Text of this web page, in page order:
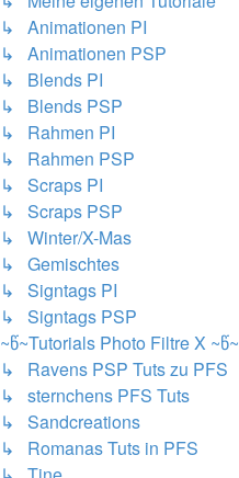
↳ Animationen PI
↳ Animationen PSP
↳ Blends PI
↳ Blends PSP
↳ Rahmen PI
↳ Rahmen PSP
↳ Scraps PI
↳ Scraps PSP
↳ Winter/X-Mas
↳ Gemischtes
↳ Signtags PI
↳ Signtags PSP
~წ~Tutorials Photo Filtre X ~წ~
↳ Ravens PSP Tuts zu PFS
↳ sternchens PFS Tuts
↳ Sandcreations
↳ Romanas Tuts in PFS